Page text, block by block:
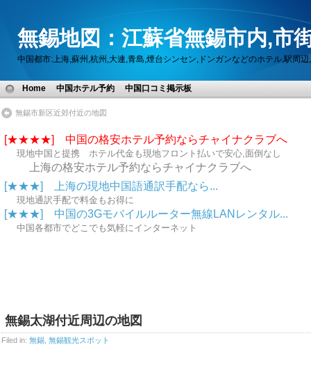
無錫地図：江蘇省無錫市内,市
中国都市:上海,蘇州,杭州,大連,青島,煙台シンセン,ドンガンなどのホテル,駅周
Home 中国ホテル予約 中国口コミ掲示板
無錫市新区近郊付近の地図
[★★★★] 中国の格安ホテル予約ならチャイナクラブへ
現地中国と提携 ホテル代金も現地フロント払いで安心,面倒なし
上海の格安ホテル予約ならチャイナクラブへ
[★★★] 上海の現地中国語通訳手配なら...
現地通訳手配で料金もお得に
[★★★] 中国の3Gモバイルルーター無線LANレンタル...
中国各都市でどこでも気軽にインターネット
無錫太湖付近周辺の地図
Filed in: 無錫 無錫観光スポット